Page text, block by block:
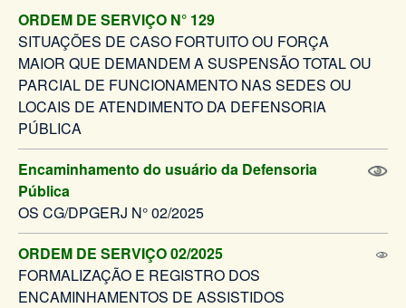
ORDEM DE SERVIÇO N° 129
SITUAÇÕES DE CASO FORTUITO OU FORÇA
MAIOR QUE DEMANDEM A SUSPENSÃO TOTAL OU
PARCIAL DE FUNCIONAMENTO NAS SEDES OU
LOCAIS DE ATENDIMENTO DA DEFENSORIA
PÚBLICA
Encaminhamento do usuário da Defensoria
Pública
OS CG/DPGERJ N° 02/2025
ORDEM DE SERVIÇO 02/2025
FORMALIZAÇÃO E REGISTRO DOS
ENCAMINHAMENTOS DE ASSISTIDOS